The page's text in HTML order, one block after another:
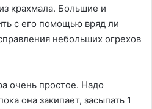
крахмала. Большие и
с его помощью вряд ли
небольших огрехов
очень простое. Надо
она закипает, засыпать 1